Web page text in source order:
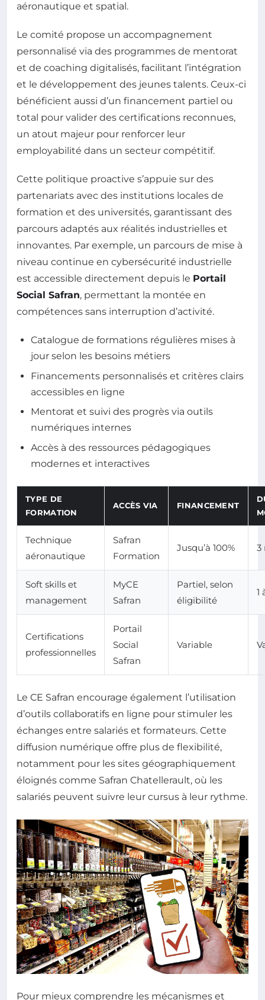
aéronautique et spatial.
Le comité propose un accompagnement
personnalisé via des programmes de mentorat
et de coaching digitalisés, facilitant l’intégration
et le développement des jeunes talents. Ceux-ci
bénéficient aussi d’un financement partiel ou
total pour valider des certifications reconnues,
un atout majeur pour renforcer leur
employabilité dans un secteur compétitif.
Cette politique proactive s’appuie sur des
partenariats avec des institutions locales de
formation et des universités, garantissant des
parcours adaptés aux réalités industrielles et
innovantes. Par exemple, un parcours de mise à
niveau continue en cybersécurité industrielle
est accessible directement depuis le Portail
Social Safran, permettant la montée en
compétences sans interruption d’activité.
Catalogue de formations régulières mises à
jour selon les besoins métiers
Financements personnalisés et critères clairs
accessibles en ligne
Mentorat et suivi des progrès via outils
numériques internes
Accès à des ressources pédagogiques
modernes et interactives
TYPE DE
FORMATION
ACCÈS VIA FINANCEMENT
Technique
aéronautique
Safran
Formation
Jusqu’à 100% 3
Soft skills et
management
MyCE
Safran
Partiel, selon
éligibilité
1
Certifications
professionnelles
Portail
Social
Safran
Variable
Le CE Safran encourage également l’utilisation
d’outils collaboratifs en ligne pour stimuler les
échanges entre salariés et formateurs. Cette
diffusion numérique offre plus de flexibilité,
notamment pour les sites géographiquement
éloignés comme Safran Chatellerault, où les
salariés peuvent suivre leur cursus à leur rythme.
Pour mieux comprendre les mécanismes et